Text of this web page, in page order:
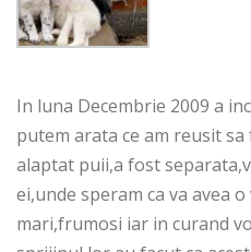
In luna Decembrie 2009 a
putem arata ce am reusit sa
alaptat puii,a fost
ei,unde speram ca va avea
mari,frumosi iar in curand